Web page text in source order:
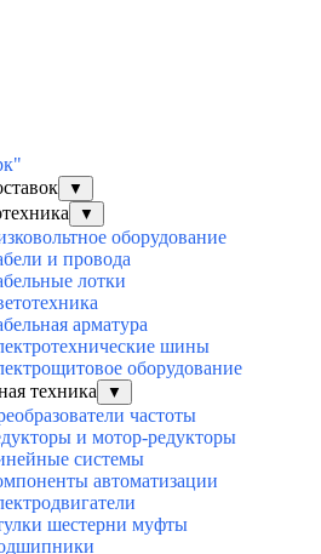
▼
▼
оборудование
и провода
лотки
арматура
шины
оборудование
техника
▼
частоты
и мотор-редукторы
системы
автоматизации
шестерни муфты